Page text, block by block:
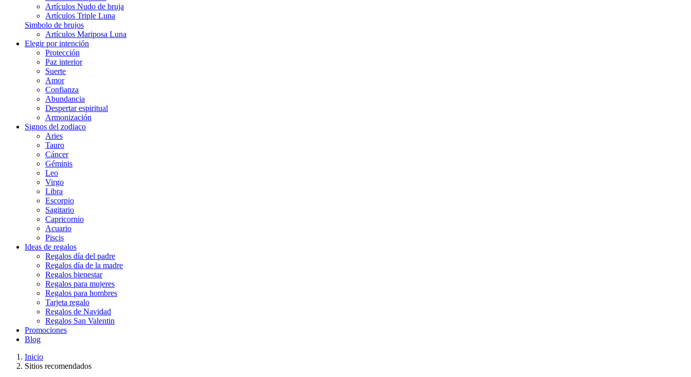
Artículos Nudo de bruja
Artículos Triple Luna
Simbolo de brujos
Artículos Mariposa Luna
Elegir por intención
Protección
Paz interior
Suerte
Amor
Confianza
Abundancia
Despertar espiritual
Armonización
Signos del zodiaco
Aries
Tauro
Cáncer
Géminis
Leo
Virgo
Libra
Escorpio
Sagitario
Capricornio
Acuario
Piscis
Ideas de regalos
Regalos día del padre
Regalos día de la madre
Regalos bienestar
Regalos para mujeres
Regalos para hombres
Tarjeta regalo
Regalos de Navidad
Regalos San Valentin
Promociones
Blog
Inicio
Sitios recomendados